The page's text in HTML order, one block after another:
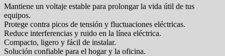
Mantiene un voltaje estable para prolongar la vida útil de tus
equipos.
Protege contra picos de tensión y fluctuaciones eléctricas.
Reduce interferencias y ruido en la línea eléctrica.
Compacto, ligero y fácil de instalar.
Solución confiable para el hogar y la oficina.